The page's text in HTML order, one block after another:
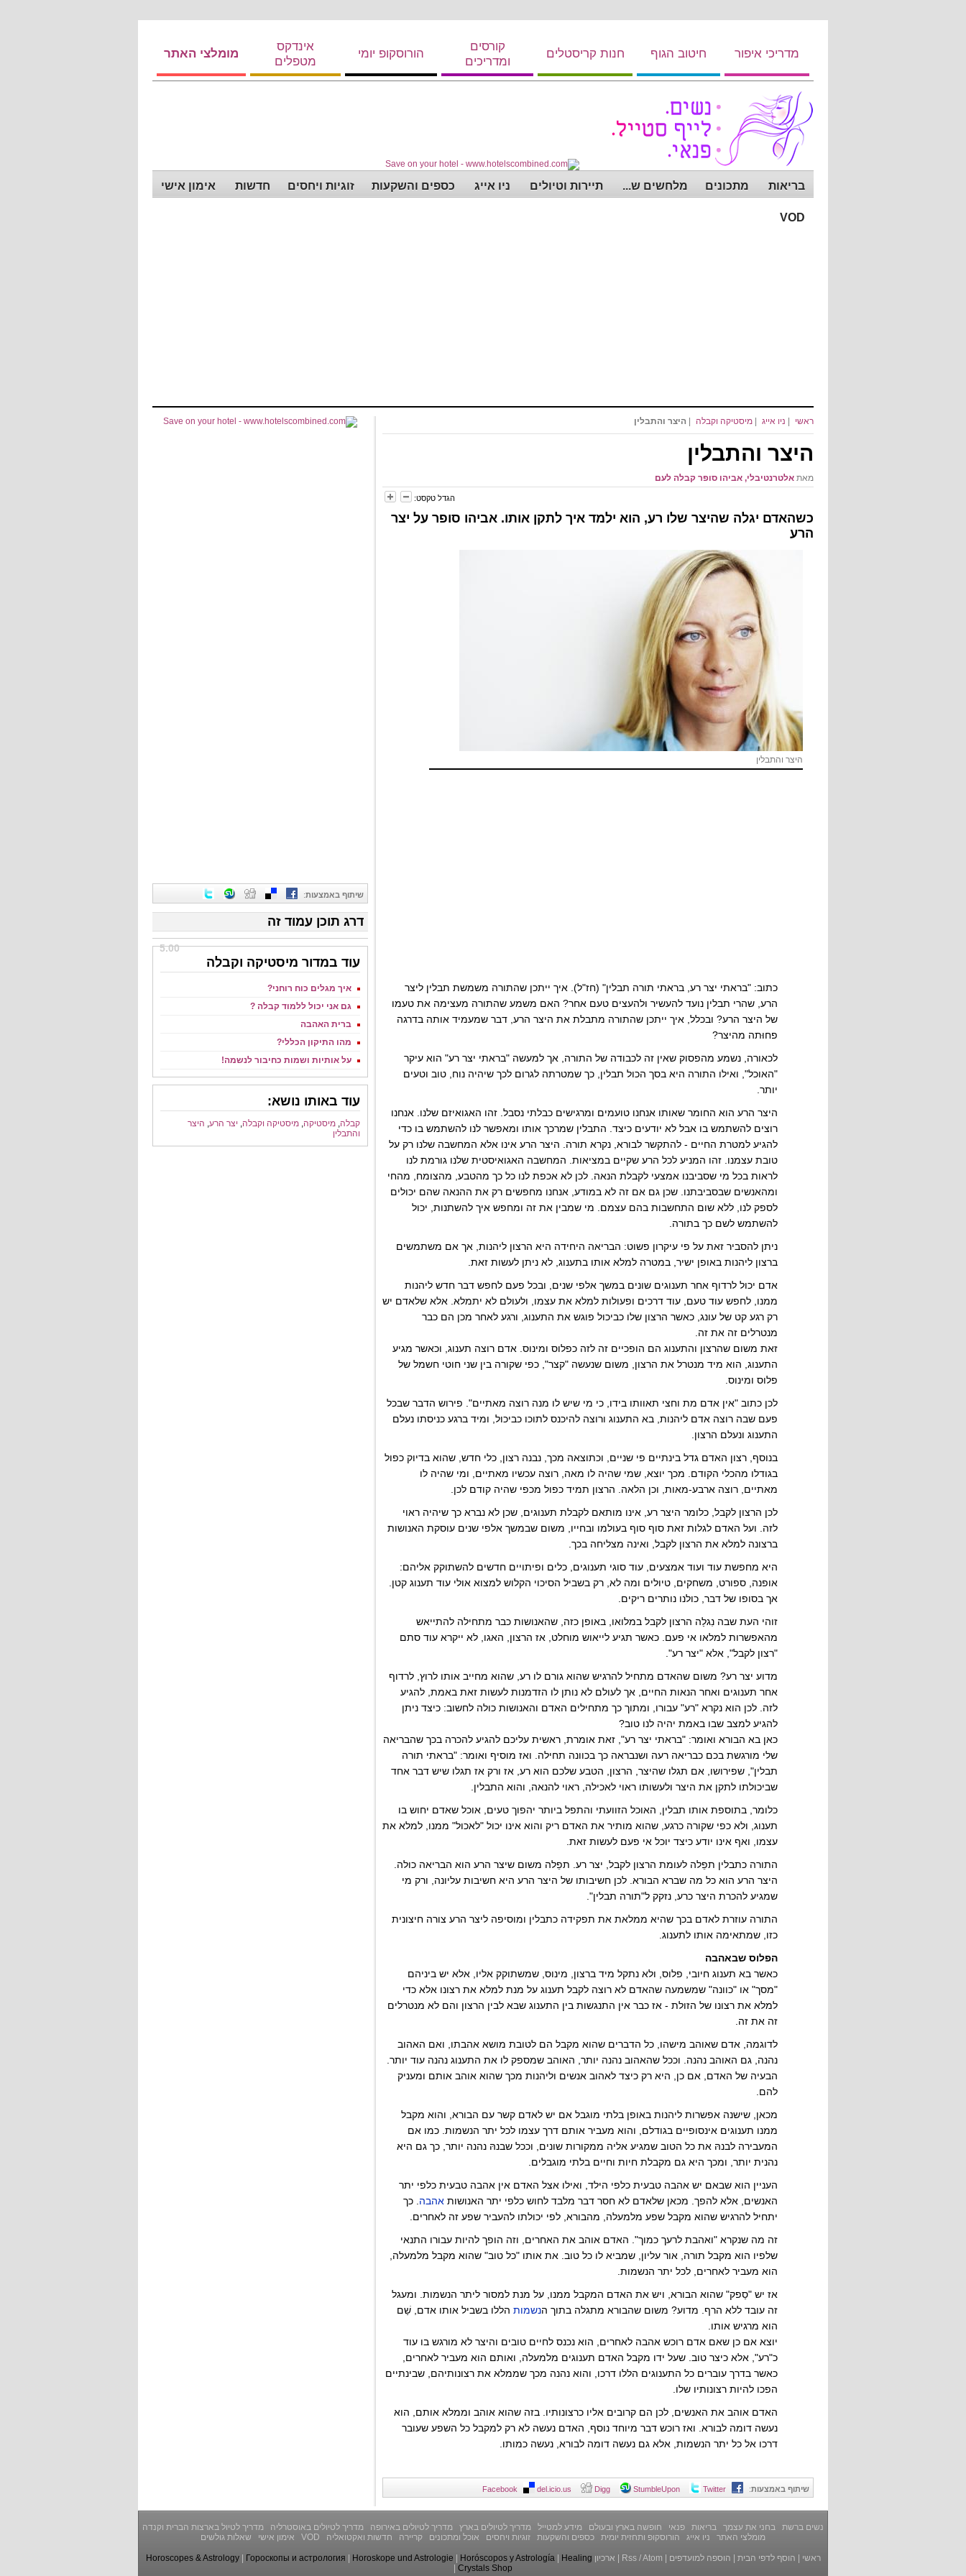
מדריכי איפור חיטוב הגוף חנות קריסטלים
קורסים
ומדריכים
הורוסקופ יומי
אינדקס
מטפלים
מומלצי האתר
בריאות מתכונים מלחשים ש... תיירות וטיולים ניו אייג כספים והשקעות זוגיות ויחסים חדשות אימון אישי
VOD
ראשי ניו אייג מיסטיקה וקבלה היצר והתבלין
היצר והתבלין
מאת אלטרנטיבלי, אביהו סופר קבלה לעם
הגדל טקסט:
כשהאדם יגלה שהיצר שלו רע, הוא ילמד איך לתקן אותו. אביהו סופר על יצר
הרע
היצר והתבלין
כתוב: "בראתי יצר רע, בראתי תורה תבלין" (חז"ל). איך ייתכן שהתורה משמשת תבלין ליצר
הרע, שהרי תבלין נועד להעשיר ולהעצים טעם אחר? האם משמע שהתורה מעצימה את טעמו
של היצר הרע? ובכלל, איך ייתכן שהתורה מתבלת את היצר הרע, דבר שמעמיד אותה בדרגה
פחוּתה מהיצר?
לכאורה, נשמע מהפסוק שאין זה לכבודה של התורה, אך למעשה "בראתי יצר רע" הוא עיקר
"האוכל", ואילו התורה היא בסך הכול תבלין, כך שמטרתה לגרום לכך שיהיה נוח, טוב וטעים
יותר.
היצר הרע הוא החומר שאותו אנחנו טועמים ומרגישים כבלתי נסבל. זהו האגואיזם שלנו. אנחנו
רוצים להשתמש בו אבל לא יודעים כיצד. התבלין שמרכך אותו ומאפשר לנו להשתמש בו כדי
להגיע למטרת החיים - להתקשר לבורא, נקרא תורה. היצר הרע אינו אלא המחשבה שלנו רק על
טובת עצמנו. זהו המניע לכל הרע שקיים במציאות. המחשבה האגואיסטית שלנו גורמת לנו
לראות בכל מי שסביבנו אמצעי לקבלת הנאה. לכן לא אכפת לנו כל כך מהטבע, מהצומח, מהחי
ומהאנשים שבסביבתנו. שכן גם אם זה לא במודע, אנחנו מחפשים רק את ההנאה שהם יכולים
לספק לנו, ללא שום התחשבות בהם עצמם. מי שמבין את זה ומחפש איך להשתנות, יכול
להשתמש לשם כך בתורה.
ניתן להסביר זאת על פי עיקרון פשוט: הבריאה היחידה היא הרצון ליהנות, אך אם משתמשים
ברצון ליהנות באופן ישיר, במטרה למלא אותו בתענוג, לא ניתן לעשות זאת.
אדם יכול לרדוף אחר תענוגים שונים במשך אלפי שנים, ובכל פעם לחפש דבר חדש ליהנות
ממנו, לחפש עוד טעם, עוד דרכים ופעולות למלא את עצמו, ולעולם לא יתמלא. אלא שלאדם יש
רק רגע קט של עונג, כאשר הרצון שלו כביכול פוגש את התענוג, ורגע לאחר מכן הם כבר
מנטרלים זה את זה.
זאת משום שהרצון והתענוג הם הופכיים זה לזה כפלוס ומינוס. אדם רוצה תענוג, וכאשר מגיע
התענוג, הוא מיד מנטרל את הרצון, משום שנעשה "קצר", כפי שקורה בין שני חוטי חשמל של
פלוס ומינוס.
לכן כתוב "אין אדם מת וחצי תאוותו בידו, כי מי שיש לו מנה רוצה מאתיים". פירוש הדבר שבכל
פעם שבה רוצה אדם ליהנות, בא התענוג ורוצה להיכנס לתוכו כביכול, ומיד ברגע כניסתו נעלם
התענוג ונעלם הרצון.
בנוסף, רצון האדם גדל בינתיים פי שניים, וכתוצאה מכך, נבנה רצון, כלי חדש, שהוא בדיוק כפול
בגודלו מהכלי הקודם. מכך יוצא, שמי שהיה לו מאה, רוצה עכשיו מאתיים, ומי שהיה לו
מאתיים, רוצה ארבע-מאות, וכן הלאה. הרצון תמיד כפול מכפי שהיה קודם לכן.
לכן הרצון לקבל, כלומר היצר רע, אינו מותאם לקבלת תענוגים, שכן לא נברא כך שיהיה ראוי
לזה. ועל האדם לגלות זאת סוף סוף בעולמו ובחייו, משום שבמשך אלפי שנים עוסקת האנושות
ברצונה למלא את הרצון לקבל, ואינה מצליחה בכך.
היא מחפשת עוד ועוד אמצעים, עוד סוגי תענוגים, כלים ופיתויים חדשים להשתוקק אליהם:
אופנה, ספורט, משחקים, טיולים ומה לא, רק בשביל הסיכוי הקלוש למצוא אולי עוד תענוג קטן.
אך בסופו של דבר, כולנו נותרים ריקים.
זוהי העת שבה נִגלַה הרצון לקבל במלואו, באופן כזה, שהאנושות כבר מתחילה להתייאש
מהאפשרות למלאו אי פעם. כאשר תגיע לייאוש מוחלט, אז הרצון, האגו, לא ייקרא עוד סתם
"רצון לקבל", אלא "יצר רע".
מדוע יצר רע? משום שהאדם מתחיל להרגיש שהוא גורם לו רע, שהוא מחייב אותו לרוץ, לרדוף
אחר תענוגים ואחר הנאות החיים, אך לעולם לא נותן לו הזדמנות לעשות זאת באמת, להגיע
לזה. לכן הוא נקרא "רע" עבורו, ומתוך כך מתחילים האדם והאנושות כולה לחשוב: כיצד ניתן
להגיע למצב שבו באמת יהיה לנו טוב?
כאן בא הבורא ואומר: "בראתי יצר רע", זאת אומרת, ראשית עליכם להגיע להכרה בכך שהבריאה
שלי מורגשת בכם כבריאה רעה ושנבראה כך בכוונה תחילה. ואז מוסיף ואומר: "בראתי תורה
תבלין", שפירושו, אם תגלו שהיצר, הרצון, הטבע שלכם הוא רע, אז ורק אז תגלו שיש דבר אחד
שביכולתו לתקן את היצר ולעשותו ראוי לאכילה, ראוי להנאה, והוא התבלין.
כלומר, בתוספת אותו תבלין, האוכל הזוועתי והתפל ביותר יהפוך טעים, אוכל שאדם יחוש בו
תענוג, ולא כפי שקורה כרגע, שהוא מותיר את האדם ריק והוא אינו יכול "לאכול" ממנו, למלא את
עצמו, ואף אינו יודע כיצד יוכל אי פעם לעשות זאת.
התורה כתבלין תפֵלה לעומת הרצון לקבל, יצר רע. תפֵלה משום שיצר הרע הוא הבריאה כולה.
היצר הרע הוא כל מה שברא הבורא. לכן חשיבותו של היצר הרע היא חשיבות עליונה, ורק מי
שמגיע להכרת היצר כרע, נזקק ל"תורה תבלין".
התורה עוזרת לאדם בכך שהיא ממלאת את תפקידה כתבלין ומוסיפה ליצר הרע צורה חיצונית
כזו, שמתאימה אותו לתענוג.
הפלוס שבאהבה
כאשר בא תענוג חיובי, פלוס, ולא נתקל מיד ברצון, מינוס, שמשתוקק אליו, אלא יש ביניהם
"מסך" או "כוונה" שמשמעה שהאדם לא רוצה לקבל תענוג על מנת למלא את רצונו אלא כדי
למלא את רצונו של הזולת - אז כבר אין התנגשות בין התענוג שבא לבין הרצון והם לא מנטרלים
זה את זה.
לדוגמה, אדם שאוהב מישהו, כל הדברים שהוא מקבל הם לטובת מושא אהבתו, ואם האהוב
נהנה, גם האוהב נהנה. וככל שהאהוב נהנה יותר, האוהב שמספק לו את התענוג נהנה עוד יותר.
הבעיה של האדם, אם כן, היא רק כיצד לאהוב אנשים וליהנות מכך שהוא אוהב אותם ומעניק
להם.
מכאן, שישנה אפשרות ליהנות באופן בלתי מוגבל אם יש לאדם קשר עם הבורא, והוא מקבל
ממנו תענוגים אינסופיים בגודלם, והוא מעביר אותם דרך עצמו לכל יתר הנשמות. כמו אם
המעבירה לבנהּ את כל הטוב שמגיע אליה ממקורות שונים, וככל שבנהּ נהנה יותר, כך גם היא
נהנית יותר, ומכך היא גם מקבלת חיות וחיים בלתי מוגבלים.
העניין הוא שבאם יש אהבה טבעית כלפי הילד, ואילו אצל האדם אין אהבה טבעית כלפי יתר
האנשים, אלא להפך. מכאן שלאדם לא חסר דבר מלבד לחוש כלפי יתר האנושות אהבה . כך
יתחיל להרגיש שהוא מקבל שפע מלמעלה, מהבורא, לפי יכולתו להעביר שפע זה לאחרים.
זה מה שנקרא "ואהבת לרעך כמוך". האדם אוהב את האחרים, וזה הופך להיות עבורו התנאי
שלפיו הוא מקבל תורה, אור עליון, שמביא לו כל טוב. את אותו "כל טוב" שהוא מקבל מלמעלה,
הוא מעביר לאחרים, לכל יתר הנשמות.
אז יש "סַפק" שהוא הבורא, ויש את האדם המקבל ממנו, על מנת למסור ליתר הנשמות. ומעגל
זה עובד ללא הרף. מדוע? משום שהבורא מתגלה בתוך הנשמות הללו בשביל אותו אדם, שַׁם
הוא מרגיש אותו.
יוצא אם כן שאם אדם רוכש אהבה לאחרים, הוא נכנס לחיים טובים והיצר לא מורגש בו עוד
כ"רע", אלא כיצר טוב. שעל ידו מקבל האדם תענוגים מלמעלה, ואותם הוא מעביר לאחרים,
כאשר בדרך עוברים כל התענוגים הללו דרכו, והוא נהנה מכך שממלא את רצונותיהם, שבינתיים
הפכו להיות רצונותיו שלו.
האדם אוהב את האנשים, לכן הם קרובים אליו כרצונותיו. בזה שהוא אוהב וממלא אותם, הוא
נעשה דומה לבורא. ואז רוכש דבר מיוחד נוסף, האדם נעשה לא רק למקבל כל השפע שעובר
דרכו אל כל יתר הנשמות, אלא גם נעשה דומה לבורא, נעשה כמותו.
שיתוף באמצעות:
Facebook del.icio.us Digg StumbleUpon Twitter
שיתוף באמצעות:
דרג תוכן עמוד זה
5.00
עוד במדור מיסטיקה וקבלה
איך מגלים כוח רוחני?
גם אני יכול ללמוד קבלה ?
ברית האהבה
מהו התיקון הכללי?
על אותיות ושמות כחיבור לנשמה!
עוד באותו נושא:
קבלה, מיסטיקה, מיסטיקה וקבלה, יצר הרע, היצר
והתבלין
נשים ברשת בחני את עצמך בריאות פנאי חופשה בארץ ובעולם מידע למטייל מדריך לטיולים בארץ מדריך לטיולים באירופה מדריך לטיולים באוסטרליה
מדריך לטיול בארצות הברית וקנדה
מומלצי האתר
ניו אייג הורוסקופ ותחזית יומית כספים והשקעות זוגיות ויחסים אוכל ומתכונים קריירה חדשות ואקטואליה VOD אימון אישי שאלות גולשים
ראשי הוסף לדפי הבית הוספה למועדפים Rss/Atom ארכיון Horoscopes & Astrology| Гороскопы и астрология Horoskope und Astrologie Horóscopos y Astrología|
Healing
Crystals Shop